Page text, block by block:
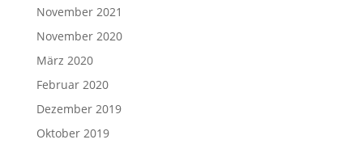
November 2021
November 2020
März 2020
Februar 2020
Dezember 2019
Oktober 2019